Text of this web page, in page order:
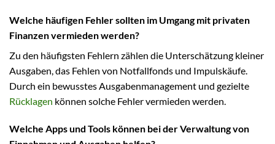
Welche häufigen Fehler sollten im Umgang mit privaten
Finanzen vermieden werden?
Zu den häufigsten Fehlern zählen die Unterschätzung kleiner
Ausgaben, das Fehlen von Notfallfonds und Impulskäufe.
Durch ein bewusstes Ausgabenmanagement und gezielte
Rücklagen können solche Fehler vermieden werden.
Welche Apps und Tools können bei der Verwaltung von